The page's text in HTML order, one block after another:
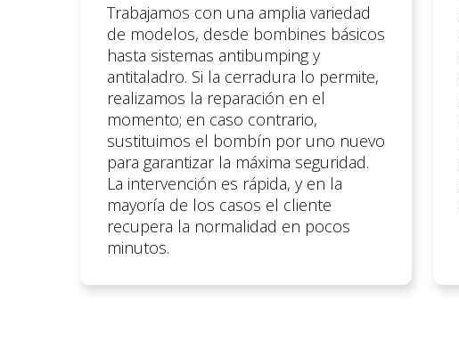
Trabajamos con una amplia variedad
de modelos, desde bombines básicos
hasta sistemas antibumping y
antitaladro. Si la cerradura lo permite,
realizamos la reparación en el
momento; en caso contrario,
sustituimos el bombín por uno nuevo
para garantizar la máxima seguridad.
La intervención es rápida, y en la
mayoría de los casos el cliente
recupera la normalidad en pocos
minutos.